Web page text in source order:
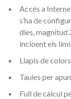
Accés a
s’ha de
dies, magnitud
incloent els
Llapis de
Taules per
Full de càlcul